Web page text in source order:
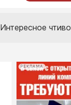
Интересное чтиво
РЕКЛАМА